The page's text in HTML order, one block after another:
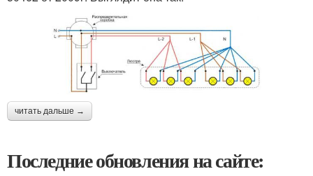
читать дальше →
Последние обновления на сайте: